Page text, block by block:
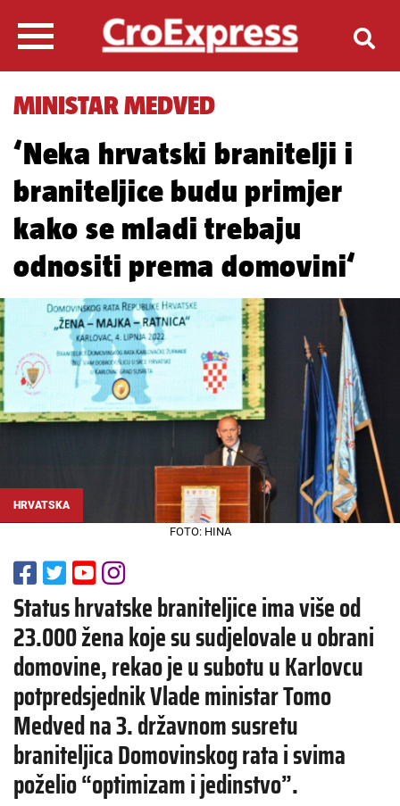
MINISTAR MEDVED
‘Neka hrvatski branitelji i
braniteljice budu primjer
kako se mladi trebaju
odnositi prema domovini‘
HRVATSKA
FOTO: HINA
Status hrvatske braniteljice ima više od
23.000 žena koje su sudjelovale u obrani
domovine, rekao je u subotu u Karlovcu
potpredsjednik Vlade ministar Tomo
Medved na 3. državnom susretu
braniteljica Domovinskog rata i svima
poželio “optimizam i jedinstvo”.